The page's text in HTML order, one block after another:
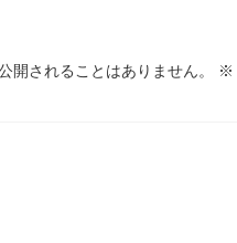
開されることはありません。 ※